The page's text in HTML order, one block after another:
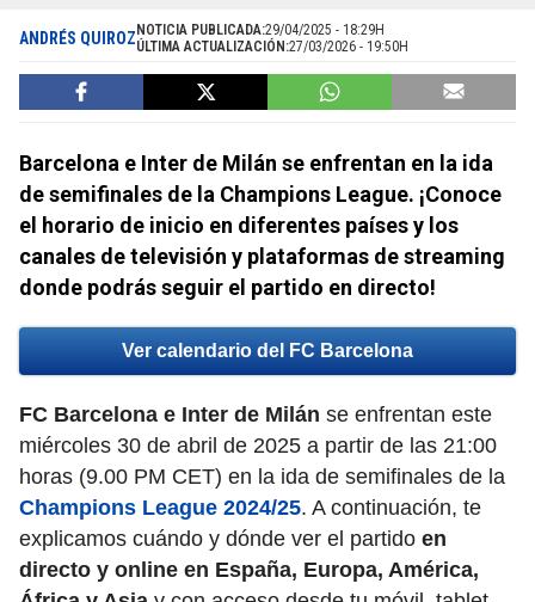
ANDRÉS QUIROZ NOTICIA PUBLICADA:29/04/2025 - 18:29H
ÚLTIMA ACTUALIZACIÓN:27/03/2026 - 19:50H
Barcelona e Inter de Milán se enfrentan en la ida
de semifinales de la Champions League. ¡Conoce
el horario de inicio en diferentes países y los
canales de televisión y plataformas de streaming
donde podrás seguir el partido en directo!
Ver calendario del FC Barcelona
FC Barcelona e Inter de Milán se enfrentan este
miércoles 30 de abril de 2025 a partir de las 21:00
horas (9.00 PM CET) en la ida de semifinales de la
Champions League 2024/25. A continuación, te
explicamos cuándo y dónde ver el partido en
directo y online en España, Europa, América,